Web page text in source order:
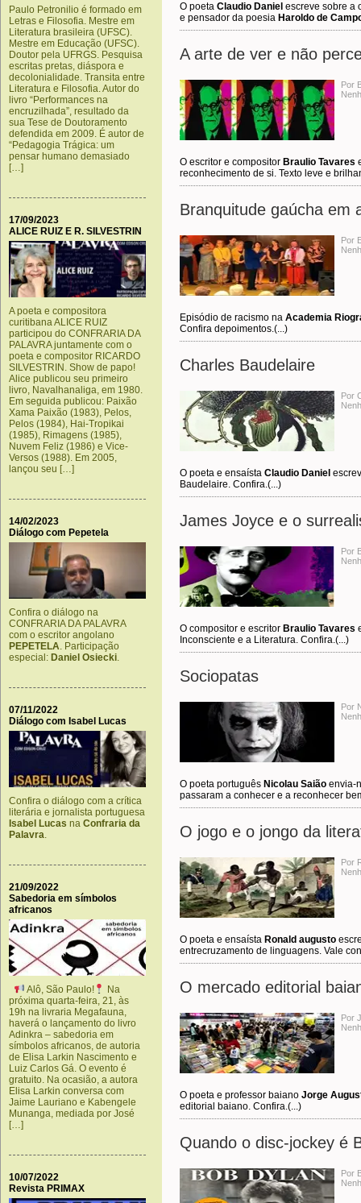
Paulo Petronilio é formado em
Letras e Filosofia. Mestre em
Literatura brasileira (UFSC).
Mestre em Educação (UFSC).
Doutor pela UFRGS. Pesquisa
escritas pretas, diáspora e
decolonialidade. Transita entre
Literatura e Filosofia. Autor do
livro “Performances na
encruzilhada”, resultado da
sua Tese de Doutoramento
defendida em 2009. É autor de
“Pedagogia Trágica: um
pensar humano demasiado
[…]
17/09/2023
ALICE RUIZ E R. SILVESTRIN
A poeta e compositora
curitibana ALICE RUIZ
participou do CONFRARIA DA
PALAVRA juntamente com o
poeta e compositor RICARDO
SILVESTRIN. Show de papo!
Alice publicou seu primeiro
livro, Navalhanaliga, em 1980.
Em seguida publicou: Paixão
Xama Paixão (1983), Pelos,
Pelos (1984), Hai-Tropikai
(1985), Rimagens (1985),
Nuvem Feliz (1986) e Vice-
Versos (1988). Em 2005,
lançou seu […]
14/02/2023
Diálogo com Pepetela
Confira o diálogo na
CONFRARIA DA PALAVRA
com o escritor angolano
PEPETELA. Participação
especial: Daniel Osiecki.
07/11/2022
Diálogo com Isabel Lucas
Confira o diálogo com a crítica
literária e jornalista portuguesa
Isabel Lucas na Confraria da
Palavra.
21/09/2022
Sabedoria em símbolos
africanos
Alô, São Paulo!
Na
próxima quarta-feira, 21, às
19h na livraria Megafauna,
haverá o lançamento do livro
Adinkra – sabedoria em
símbolos africanos, de autoria
de Elisa Larkin Nascimento e
Luiz Carlos Gá. O evento é
gratuito. Na ocasião, a autora
Elisa Larkin conversa com
Jaime Lauriano e Kabengele
Munanga, mediada por José
[…]
10/07/2022
Revista PRIMAX
O poeta Claudio Daniel escreve sobre a
e pensador da poesia Haroldo de
A arte de ver e não
Por
O escritor e compositor Braulio Tavares
reconhecimento de si. Texto leve e
Branquitude gaúcha em
Por
Episódio de racismo na Academia
Confira depoimentos.(...)
Charles Baudelaire
Por
O poeta e ensaísta Claudio Daniel
Baudelaire. Confira.(...)
James Joyce e o
Por
O compositor e escritor Braulio Tavares
Inconsciente e a Literatura. Confira.(...)
Sociopatas
Por
O poeta português Nicolau Saião envia-
passaram a conhecer e a reconhecer
O jogo e o jongo da
Por
O poeta e ensaísta Ronald augusto
entrecruzamento de linguagens. Vale
O mercado editorial
Por
O poeta e professor baiano Jorge
editorial baiano. Confira.(...)
Quando o disc-jockey é
Por